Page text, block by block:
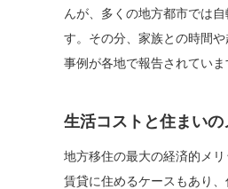
んが、多くの地方都市では
す。その分、家族との時間
事例が各地で報告されていま
生活コストと住まいの
地方移住の最大の経済的メ
賃貸に住めるケースもあり